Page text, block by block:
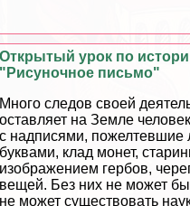
Открытый урок по
"Рисуночное письмо"
Много следов своей
оставляет на Земле
с надписями, пожелтевшие
буквами, клад монет,
изображением гербов,
вещей. Без них не может
не может существовать